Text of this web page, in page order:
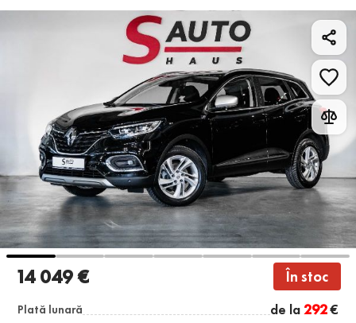
14 049 € În stoc
Plată lunară de la292€